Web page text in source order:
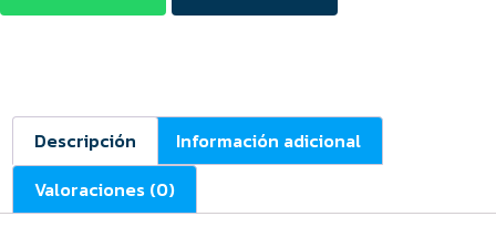
Descripción
Información adicional
Valoraciones (0)